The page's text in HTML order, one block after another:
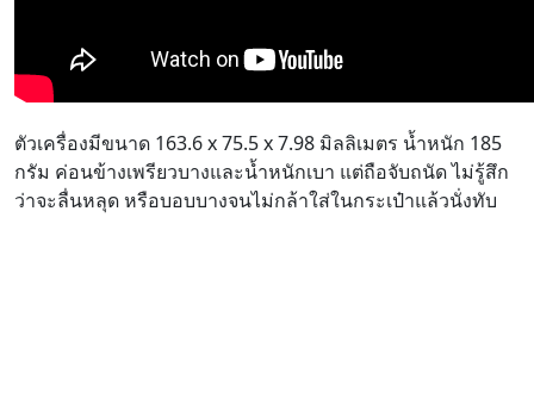
ตัวเครื่องมีขนาด 163.6 x 75.5 x 7.98 มิลลิเมตร น้ำหนัก 185
กรัม ค่อนข้างเพรียวบางและน้ำหนักเบา แต่ถือจับถนัด ไม่รู้สึก
ว่าจะลื่นหลุด หรือบอบบางจนไม่กล้าใส่ในกระเป๋าแล้วนั่งทับ